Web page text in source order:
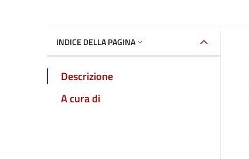
INDICE DELLA PAGINA
Descrizione
A cura di